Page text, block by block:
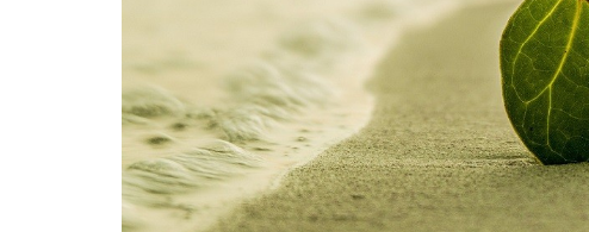
wychowanie dzieci
edukacja
zabawy dla dzieci
Odżywianie